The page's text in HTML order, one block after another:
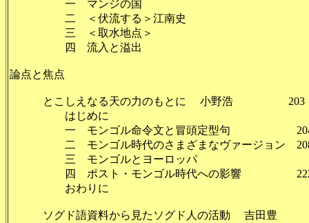
一 マンジの
二 ＜伏流する＞江
三 ＜取水地点
四 流入と溢
論点と焦点
とこしえなる天の力のもとに 小野浩 203
はじめに
一 モンゴル命令文と冒頭定型句
二 モンゴル時代のさまざまなヴァージョン
三 モンゴルとヨーロッパ
四 ポスト・モンゴル時代への影響
おわりに
ソグド語資料から見たソグド人の活動 吉田豊